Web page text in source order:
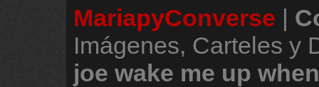
MariapyConverse |
Imágenes, Carteles y
joe wake me up when